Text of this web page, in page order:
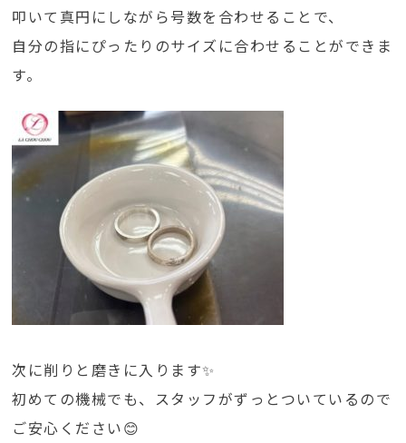
叩いて真円にしながら号数を合わせることで、
自分の指にぴったりのサイズに合わせることができま
す。
次に削りと磨きに入ります✨
初めての機械でも、スタッフがずっとついているので
ご安心ください😊